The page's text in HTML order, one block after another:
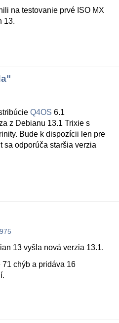
na testovanie prvé ISO MX
13.
Q4OS 6.1
z Debianu 13.1 Trixie s
Bude k dispozícii len pre
sa odporúča staršia verzia
13 vyšla nová verzia 13.1.
chýb a pridáva 16